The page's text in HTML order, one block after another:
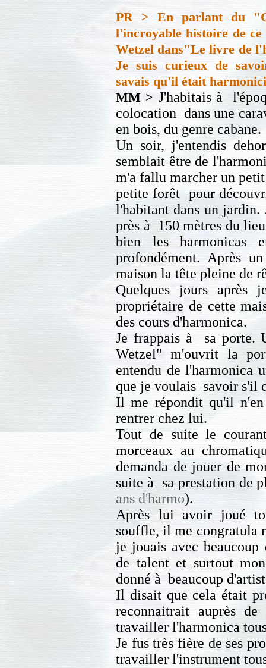
PR > En parlant du
l'incroyable histoire de
Wetzel dans"Le livre de
Je suis curieux de
savais qu'il était
MM > J'habitais à
colocation dans une
en bois, du genre cabane.
Un soir, j'entendis
semblait être de
m'a fallu marcher un
petite forêt pour
l'habitant dans un jardin.
près à 150 mètres du
bien les harmonicas
profondément. Après
maison la tête pleine de
Quelques jours
propriétaire de cette
des cours d'harmonica.
Je frappais à sa porte.
Wetzel" m'ouvrit la
entendu de l'harmonica
que je voulais savoir s'il
Il me répondit qu'il
rentrer chez lui.
Tout de suite le
morceaux au
demanda de jouer de
suite à sa prestation de
ans d'harmo).
Après lui avoir joué
souffle, il me congratula
je jouais avec
de talent et surtout
donné à beaucoup
Il disait que cela était
reconnaitrait auprès
travailler l'harmonica
Je fus très fière de ses
travailler l'instrument